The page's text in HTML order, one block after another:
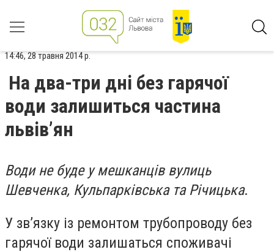
14:46, 28 травня 2014 р.
На два-три дні без гарячої
води залишиться частина
львів’ян
Води не буде у мешканців вулиць
Шевченка, Кульпарківська та Річицька.
У зв’язку із ремонтом трубопроводу без
гарячої води залишаться споживачі